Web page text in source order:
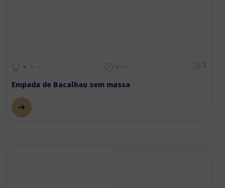
3
Empada de Bacalhau sem massa